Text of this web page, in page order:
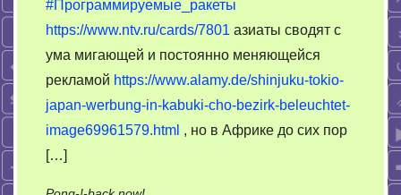
#Программируемые_ракеты
https://www.ntv.ru/cards/7801 азиаты сводят с
ума мигающей и постоянно меняющейся
рекламой https://www.alamy.de/shinjuku-tokio-
japan-werbung-in-kabuki-cho-bezirk-beleuchtet-
image69961579.html , но в Африке до сих пор
[…]